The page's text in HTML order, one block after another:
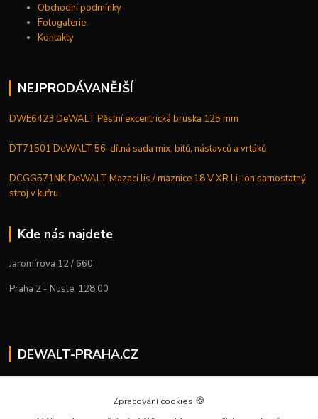
Obchodní podmínky
Fotogalerie
Kontakty
NEJPRODÁVANĚJŠÍ
DWE6423 DeWALT Pěstní excentrická bruska 125 mm
DT71501 DeWALT 56-dílná sada mix, bitů, nástavců a vrtáků
DCGG571NK DeWALT Mazací lis / maznice 18 V XR Li-Ion samostatný
stroj v kufru
Kde nás najdete
Jaromírova 12 / 660
Praha 2 - Nusle, 128 00
DEWALT-PRAHA.CZ
+420 224 936 535
Zpracování cookies 🍪